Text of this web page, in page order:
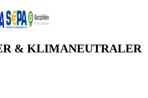
& KLIMANEUTRALER